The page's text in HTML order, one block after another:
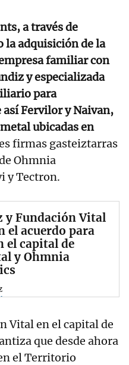
a través de
la adquisición de la
familiar con
y especializada
para
así Fervilor y Naivan,
ubicadas en
firmas gasteiztarras
Ohmnia
y Tectron.
y Fundación Vital
el acuerdo para
el capital de
y Ohmnia
Vital en el capital de
que desde ahora
el Territorio